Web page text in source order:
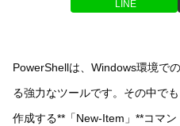
LINE
PowerShellは、Windows環境で
る強力なツールです。その中で
作成する**「New-Item」**コマ